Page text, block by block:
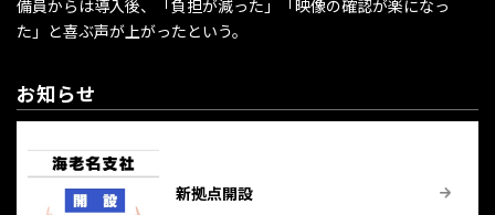
備員からは導入後、「負担が減った」「映像の確認が楽になっ
た」と喜ぶ声が上がったという。
お知らせ
新拠点開設